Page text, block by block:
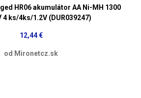
HR06 akumulátor AA Ni-MH 1300
4 ks/4ks/1.2V (DUR039247)
12,44 €
od Mironetcz.sk